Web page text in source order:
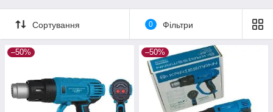
Сортування 0 Фільтри
–50% –50%